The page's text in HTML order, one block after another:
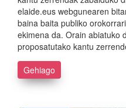
elaide.eus webgunearen
baina baita publiko
ekimena da. Orain abiatuko
proposatutako kantu
Gehiago